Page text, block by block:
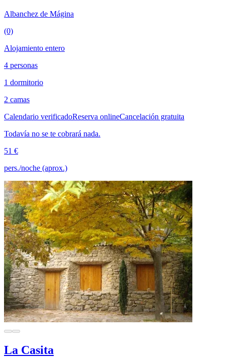
Albanchez de Mágina
(0)
Alojamiento entero
4 personas
1 dormitorio
2 camas
Calendario verificadoReserva onlineCancelación gratuita
Todavía no se te cobrará nada.
51 €
pers./noche (aprox.)
La Casita